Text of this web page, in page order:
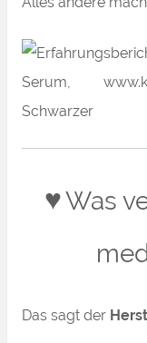
♥Was
Das sagt der